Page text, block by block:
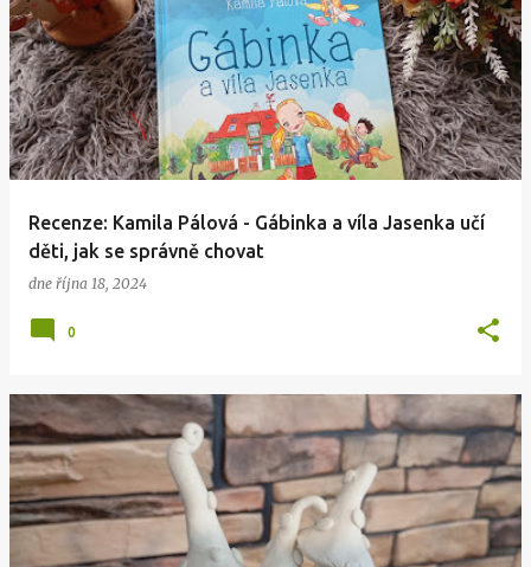
Recenze: Kamila Pálová - Gábinka a víla Jasenka učí
děti, jak se správně chovat
dne října 18, 2024
0